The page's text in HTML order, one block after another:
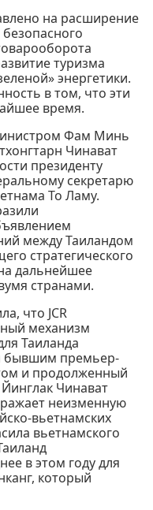
на расширение
туризма
энергетики.
в том, что эти
время.
Фам Минь
Чинават
президенту
секретарю
То Ламу.
между Таиландом
стратегического
дальнейшее
странами.
что JCR
механизм
Таиланда
бывшим премьер-
и продолженный
Чинават
неизменную
вьетнамских
вьетнамского
в этом году для
который